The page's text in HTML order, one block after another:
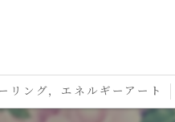
リング，エネルギーアート